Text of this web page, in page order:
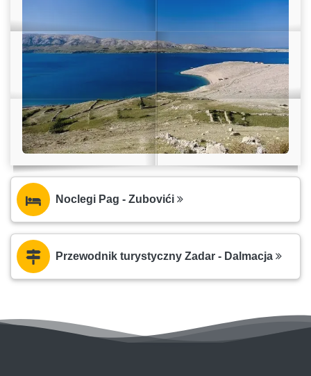
Noclegi Pag - Zubovići
Przewodnik turystyczny Zadar - Dalmacja